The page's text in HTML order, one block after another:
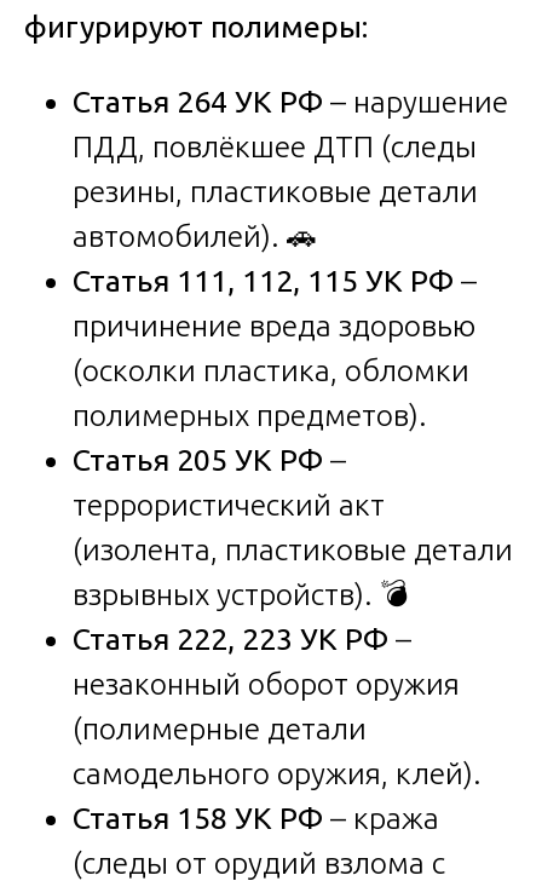
фигурируют полимеры:
Статья 264 УК РФ – нарушение
ПДД, повлёкшее ДТП (следы
резины, пластиковые детали
автомобилей). 🚗
Статья 111, 112, 115 УК РФ –
причинение вреда здоровью
(осколки пластика, обломки
полимерных предметов).
Статья 205 УК РФ –
террористический акт
(изолента, пластиковые детали
взрывных устройств). 💣
Статья 222, 223 УК РФ –
незаконный оборот оружия
(полимерные детали
самодельного оружия, клей).
Статья 158 УК РФ – кража
(следы от орудий взлома с